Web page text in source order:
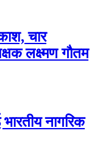
चार
लक्ष्मण गौतम
नागरिक